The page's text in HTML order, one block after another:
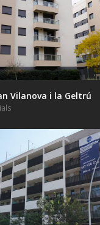
Vilanova i la Geltrú